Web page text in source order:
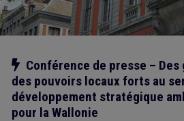
Notre action
Conférence de presse –
des pouvoirs locaux forts au
développement stratégique
pour la Wallonie